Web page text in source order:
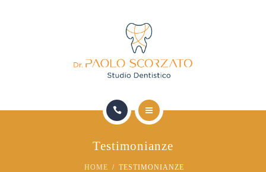
Testimonianze
HOME TESTIMONIANZE